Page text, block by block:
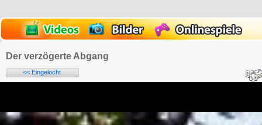
Der verzögerte Abgang
<< Eingelocht